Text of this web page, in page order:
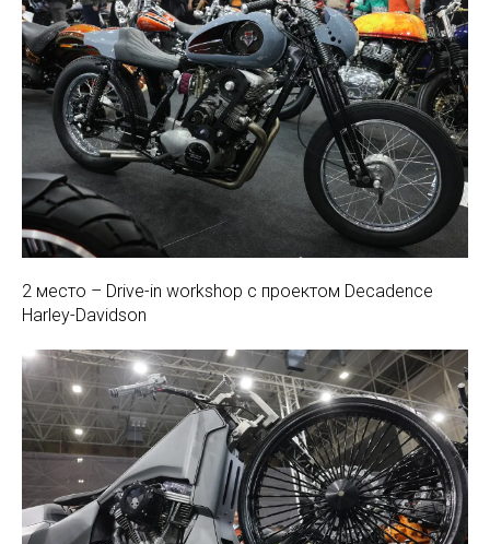
2 место – Drive-in workshop c проектом Decadence
Harley-Davidson